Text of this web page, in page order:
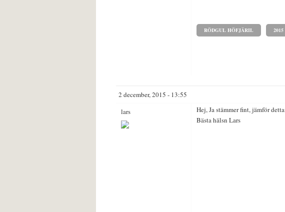
RÖDGUL HÖFJÄRIL 2015
2 december, 2015 - 13:55
lars
Hej, Ja stämmer fint, jämför
Bästa hälsn Lars